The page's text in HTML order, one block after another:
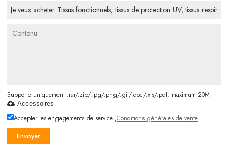
Supporte uniquement .rar/.zip/.jpg/.png/.gif/.doc/.xls/.pdf, maximum 20M
Accessoires
Accepter les engagements de service.,Conditions générales de vente
Envoyer